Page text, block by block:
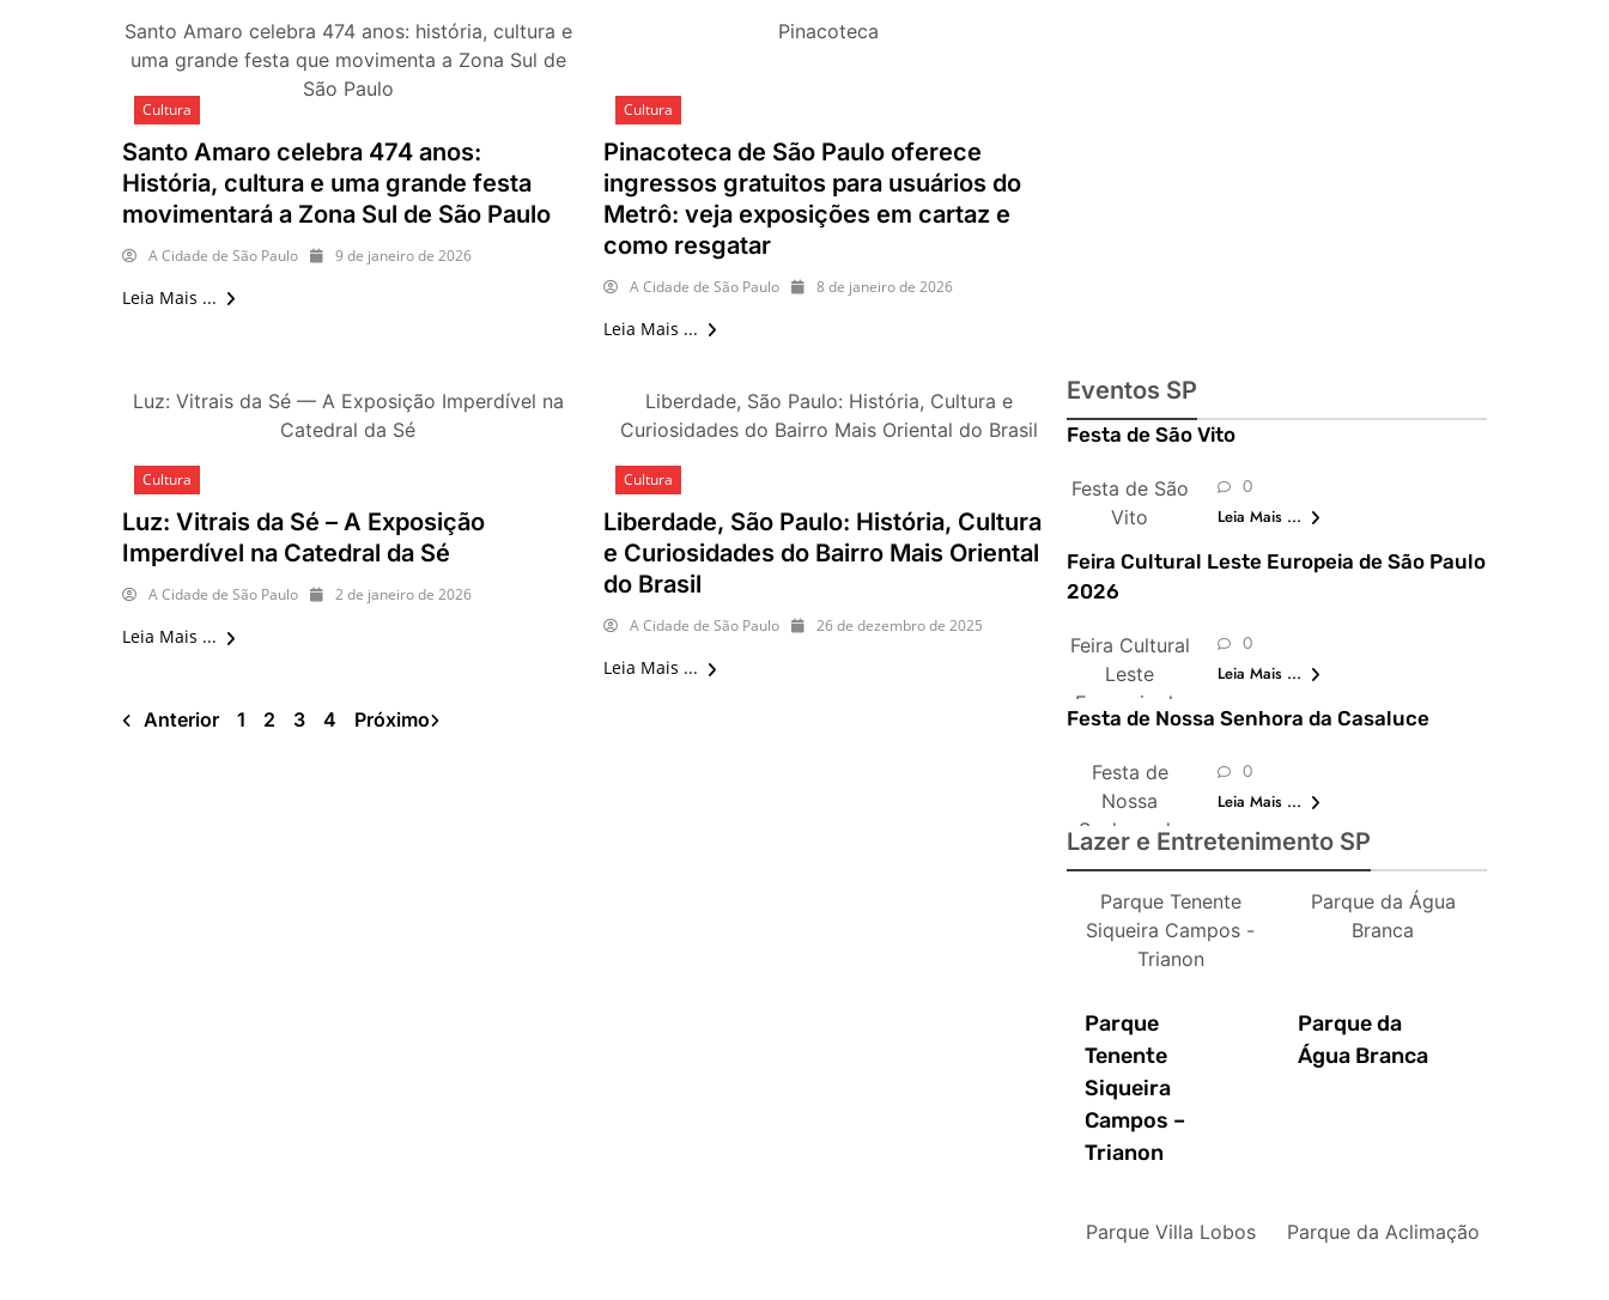
Santo Amaro celebra 474 anos: história, cultura e
uma grande festa que movimenta a Zona Sul de
São Paulo
Cultura
Santo Amaro celebra 474 anos:
História, cultura e uma grande festa
movimentará a Zona Sul de São Paulo
A Cidade de São Paulo 9 de janeiro de 2026
Leia Mais ...
Pinacoteca
Cultura
Pinacoteca de São Paulo oferece
ingressos gratuitos para usuários do
Metrô: veja exposições em cartaz e
como resgatar
A Cidade de São Paulo 8 de janeiro de 2026
Leia Mais ...
Luz: Vitrais da Sé — A Exposição Imperdível na
Catedral da Sé
Cultura
Luz: Vitrais da Sé – A Exposição
Imperdível na Catedral da Sé
A Cidade de São Paulo 2 de janeiro de 2026
Leia Mais ...
Liberdade, São Paulo: História, Cultura e
Curiosidades do Bairro Mais Oriental do Brasil
Cultura
Liberdade, São Paulo: História, Cultura
e Curiosidades do Bairro Mais Oriental
do Brasil
A Cidade de São Paulo 26 de dezembro de 2025
Leia Mais ...
Anterior 1 2 3 4 Próximo
Eventos SP
Festa de São Vito
Festa de São
Vito
0
Leia Mais ...
Feira Cultural Leste Europeia de São Paulo
2026
Feira Cultural
Leste
Europeia de
São Paulo
0
Leia Mais ...
Festa de Nossa Senhora da Casaluce
Festa de
Nossa
Senhora da
Casaluce
0
Leia Mais ...
Lazer e Entretenimento SP
Parque Tenente
Siqueira Campos -
Trianon
Parque
Tenente
Siqueira
Campos –
Trianon
Parque da Água
Branca
Parque da
Água Branca
Parque Villa Lobos Parque da Aclimação